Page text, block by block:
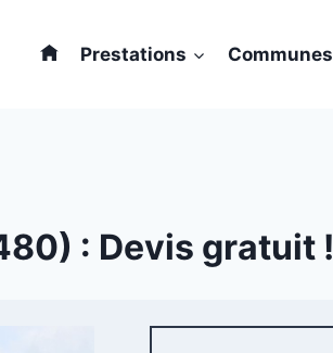
Prestations Communes
: Devis gratuit !